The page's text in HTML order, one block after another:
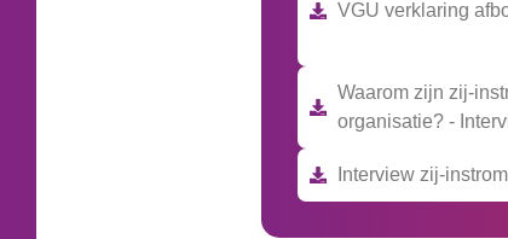
VGU verklaring
Waarom zijn zij-
organisatie? -
Interview zij-